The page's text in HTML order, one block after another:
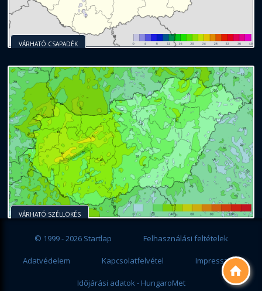

VÁRHATÓ CSAPADÉK
VÁRHATÓ SZÉLLÖKÉS
© 1999 - 2026 Startlap Felhasználási feltételek
Adatvédelem Kapcsolatfelvétel Impresszum
Időjárási adatok - HungaroMet